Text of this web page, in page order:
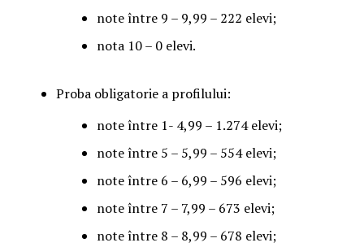
note între 9 – 9,99 – 222 elevi;
nota 10 – 0 elevi.
Proba obligatorie a profilului:
note între 1- 4,99 – 1.274 elevi;
note între 5 – 5,99 – 554 elevi;
note între 6 – 6,99 – 596 elevi;
note între 7 – 7,99 – 673 elevi;
note între 8 – 8,99 – 678 elevi;